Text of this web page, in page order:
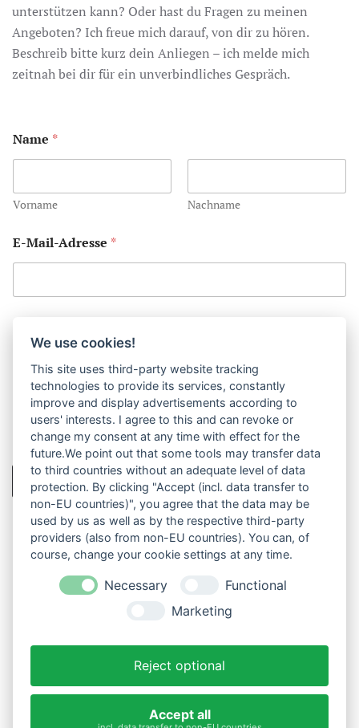
unterstützen kann? Oder hast du Fragen zu meinen
Angeboten? Ich freue mich darauf, von dir zu hören.
Beschreib bitte kurz dein Anliegen – ich melde mich
zeitnah bei dir für ein unverbindliches Gespräch.
-
M
i
l
d
r
s
r
o
Name *
Vorname Nachname
E-Mail-Adresse *
Absenden
DATENSCHUTZ
We use cookies!
This site uses third-party website tracking
technologies to provide its services, constantly
improve and display advertisements according to
users' interests. I agree to this and can revoke or
change my consent at any time with effect for the
future.We point out that some tools may transfer data
to third countries without an adequate level of data
protection. By clicking "Accept (incl. data transfer to
non-EU countries)", you agree that the data may be
used by us as well as by the respective third-party
providers (also from non-EU countries). You can, of
course, change your cookie settings at any time.
Necessary
Functional
Marketing
Reject optional
Accept all